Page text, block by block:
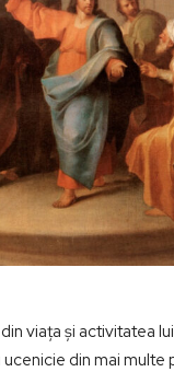
viața și activitatea
din mai multe